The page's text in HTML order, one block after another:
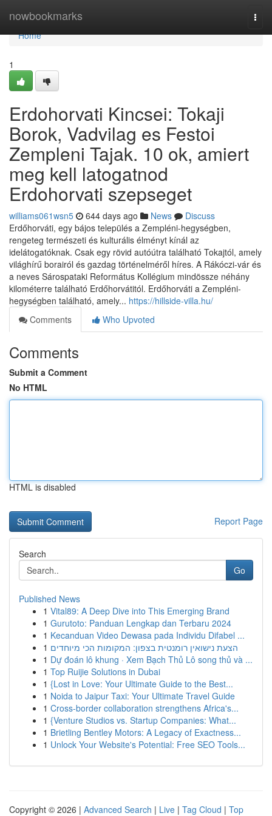
nowbookmarks
Home
Home
1
Erdohorvati Kincsei: Tokaji
Borok, Vadvilag es Festoi
Zempleni Tajak. 10 ok, amiert
meg kell latogatnod
Erdohorvati szepseget
williams061wsn5 644 days ago News
Discuss
Erdőhorváti, egy bájos település a Zempléni-hegységben,
rengeteg természeti és kulturális élményt kínál az
idelátogatóknak. Csak egy rövid autóútra található Tokajtól, amely
világhírű borairól és gazdag történelméről híres. A Rákóczi-vár és
a neves Sárospataki Református Kollégium mindössze néhány
kilométerre található Erdőhorvátitól. Erdőhorváti a Zempléni-
hegységben található, amely... https://hillside-villa.hu/
Comments
Who Upvoted
Comments
Submit a Comment
No HTML
HTML is disabled
Report Page
Search
Go
Published News
1 Vital89: A Deep Dive into This Emerging Brand
1 Gurutoto: Panduan Lengkap dan Terbaru 2024
1 Kecanduan Video Dewasa pada Individu Difabel ...
1 הצעת נישואין רומנטית בצפון: המקומות הכי מיוחדים
1 Dự đoán lô khung · Xem Bạch Thủ Lô song thủ và ...
1 Top Ruijie Solutions in Dubai
1 {Lost in Love: Your Ultimate Guide to the Best...
1 Noida to Jaipur Taxi: Your Ultimate Travel Guide
1 Cross-border collaboration strengthens Africa's...
1 {Venture Studios vs. Startup Companies: What...
1 Brietling Bentley Motors: A Legacy of Exactness...
1 Unlock Your Website's Potential: Free SEO Tools...
Copyright © 2026 | Advanced Search | Live | Tag Cloud | Top